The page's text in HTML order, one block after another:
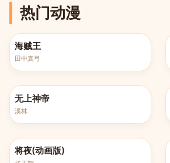
热门动漫
更新至第1162集
海贼王
田中真弓
无上神帝
溪林
更新至第6集
将夜(动画版)